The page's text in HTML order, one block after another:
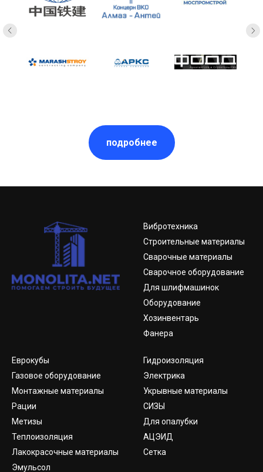
подробнее
Вибротехника
Строительные материалы
Сварочные материалы
Сварочное оборудование
Для шлифмашинок
Оборудование
Хозинвентарь
Фанера
Еврокубы
Газовое оборудование
Монтажные материалы
Рации
Метизы
Теплоизоляция
Лакокрасочные материалы
Эмульсол
Гидроизоляция
Электрика
Укрывные материалы
СИЗЫ
Для опалубки
АЦЭИД
Сетка